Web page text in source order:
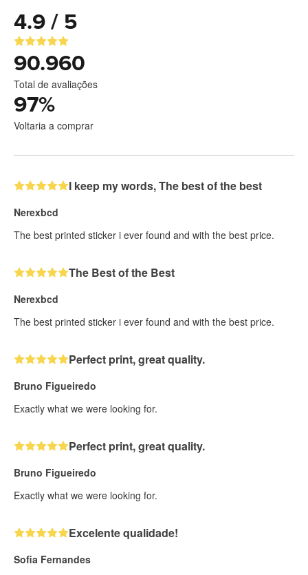
4.9 / 5
90.960
Total de avaliações
97%
Voltaria a comprar
I keep my words, The best of the best
Nerexbcd
The best printed sticker i ever found and with the best price.
The Best of the Best
Nerexbcd
The best printed sticker i ever found and with the best price.
Perfect print, great quality.
Bruno Figueiredo
Exactly what we were looking for.
Perfect print, great quality.
Bruno Figueiredo
Exactly what we were looking for.
Excelente qualidade!
Sofia Fernandes